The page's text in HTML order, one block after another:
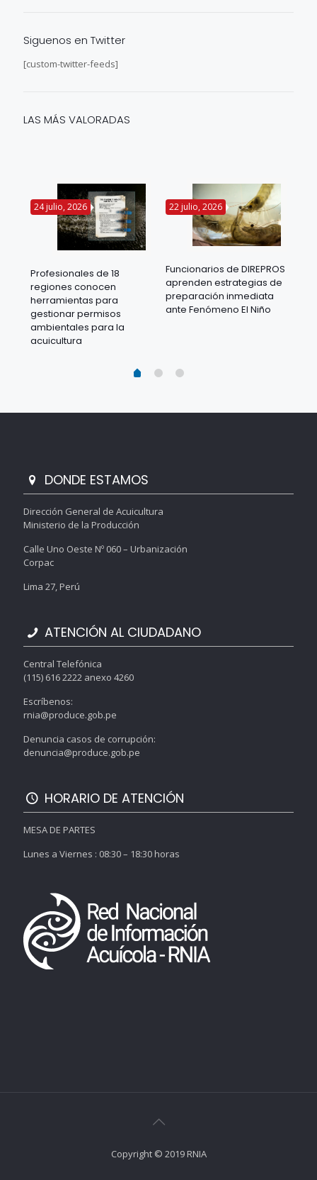
Siguenos en Twitter
[custom-twitter-feeds]
LAS MÁS VALORADAS
24 julio, 2026
Profesionales de 18
regiones conocen
herramientas para
gestionar permisos
ambientales para la
acuicultura
22 julio, 2026
Funcionarios de DIREPROS
aprenden estrategias de
preparación inmediata
ante Fenómeno El Niño
DONDE ESTAMOS
Dirección General de Acuicultura
Ministerio de la Producción
Calle Uno Oeste Nº 060 – Urbanización
Corpac
Lima 27, Perú
ATENCIÓN AL CIUDADANO
Central Telefónica
(115) 616 2222 anexo 4260
Escríbenos:
rnia@produce.gob.pe
Denuncia casos de corrupción:
denuncia@produce.gob.pe
HORARIO DE ATENCIÓN
MESA DE PARTES
Lunes a Viernes : 08:30 – 18:30 horas
Copyright © 2019 RNIA